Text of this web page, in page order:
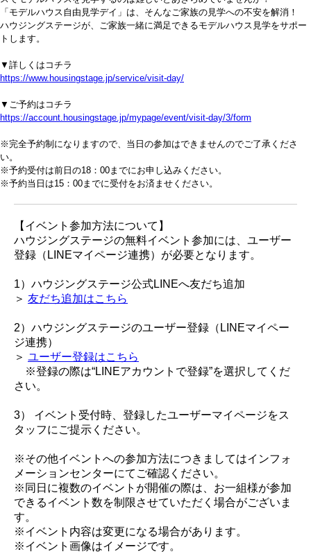
「モデルハウス自由見学デイ」は、そんなご家族の見学への不安を解消！
ハウジングステージが、ご家族一緒に満足できるモデルハウス見学をサポー
トします。
▼詳しくはコチラ
https://www.housingstage.jp/service/visit-day/
▼ご予約はコチラ
https://account.housingstage.jp/mypage/event/visit-day/3/form
※完全予約制になりますので、当日の参加はできませんのでご了承くださ
い。
※予約受付は前日の18：00までにお申し込みください。
※予約当日は15：00までに受付をお済ませください。
【イベント参加方法について】
ハウジングステージの無料イベント参加には、ユーザー
登録（LINEマイページ連携）が必要となります。
1）ハウジングステージ公式LINEへ友だち追加
＞ 友だち追加はこちら
2）ハウジングステージのユーザー登録（LINEマイペー
ジ連携）
＞ ユーザー登録はこちら
※登録の際は“LINEアカウントで登録”を選択してくだ
さい。
3） イベント受付時、登録したユーザーマイページをス
タッフにご提示ください。
※その他イベントへの参加方法につきましてはインフォ
メーションセンターにてご確認ください。
※同日に複数のイベントが開催の際は、お一組様が参加
できるイベント数を制限させていただく場合がございま
す。
※イベント内容は変更になる場合があります。
※イベント画像はイメージです。